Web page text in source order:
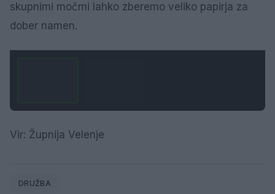
skupnimi močmi lahko zberemo veliko papirja za
dober namen.
Vir: Župnija Velenje
DRUŽBA